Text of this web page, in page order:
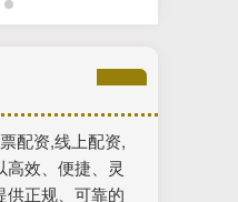
配资,线上配资,
效、便捷、灵
供正规、可靠的